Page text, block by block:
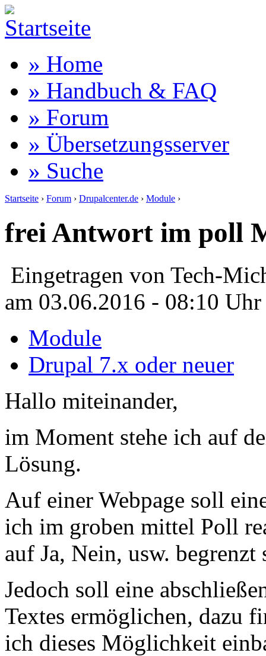
» Home
» Handbuch & FAQ
» Forum
» Übersetzungsserver
» Suche
Startseite › Forum › Drupalcenter.de › Module ›
frei Antwort im poll
Eingetragen von Tech-
am 03.06.2016 - 08:10 Uhr
Module
Drupal 7.x oder neuer
Hallo miteinander,
im Moment stehe ich auf
Lösung.
Auf einer Webpage soll
ich im groben mittel Poll
auf Ja, Nein, usw. begrenzt
Jedoch soll eine
Textes ermöglichen, dazu
ich dieses Möglichkeit